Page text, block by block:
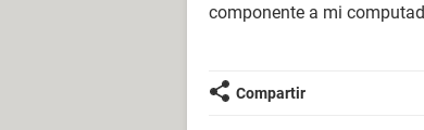
componente a mi
Compartir